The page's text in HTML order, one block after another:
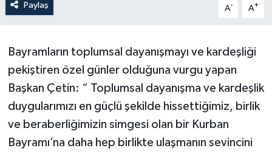
Paylaş A- A+
Bayramların toplumsal dayanışmayı ve kardeşliği
pekiştiren özel günler olduğuna vurgu yapan
Başkan Çetin: “ Toplumsal dayanışma ve kardeşlik
duygularımızı en güçlü şekilde hissettiğimiz, birlik
ve beraberliğimizin simgesi olan bir Kurban
Bayramı’na daha hep birlikte ulaşmanın sevincini